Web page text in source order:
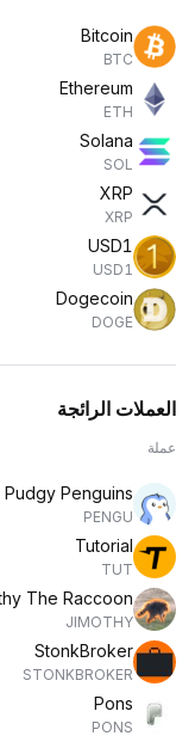
Bitcoin
BTC
Ethereum
ETH
Solana
SOL
XRP
XRP
USD1
USD1
Dogecoin
DOGE
العملات الرائجة
عملة
Pudgy Penguins
PENGU
Tutorial
TUT
The Raccoon
JIMOTHY
StonkBroker
STONKBROKER
Pons
PONS